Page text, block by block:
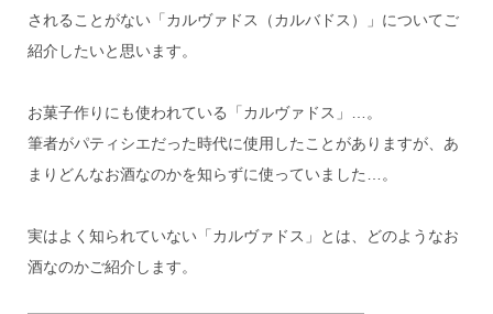
されることがない「カルヴァドス（カルバドス）」についてご
紹介したいと思います。
お菓子作りにも使われている「カルヴァドス」…。
筆者がパティシエだった時代に使用したことがありますが、あ
まりどんなお酒なのかを知らずに使っていました…。
実はよく知られていない「カルヴァドス」とは、どのようなお
酒なのかご紹介します。